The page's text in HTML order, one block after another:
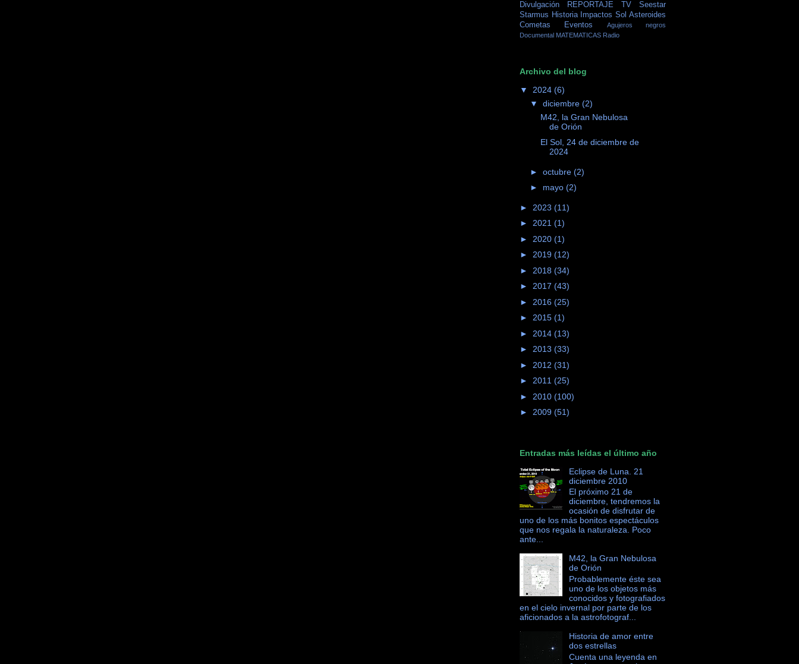
Divulgación
REPORTAJE TV
Seestar
Starmus Historia Impactos Sol Asteroides
Cometas
Eventos
Agujeros negros
Documental MATEMATICAS Radio
Archivo del blog
▼ 2024 (6)
▼ diciembre (2)
M42, la Gran Nebulosa
de Orión
El Sol, 24 de diciembre de
2024
► octubre (2)
► mayo (2)
► 2023 (11)
► 2021 (1)
► 2020 (1)
► 2019 (12)
► 2018 (34)
► 2017 (43)
► 2016 (25)
► 2015 (1)
► 2014 (13)
► 2013 (33)
► 2012 (31)
► 2011 (25)
► 2010 (100)
► 2009 (51)
Entradas más leídas el último año
Eclipse de Luna. 21
diciembre 2010
El próximo 21 de
diciembre, tendremos la
ocasión de disfrutar de
uno de los más bonitos espectáculos
que nos regala la naturaleza. Poco
ante...
M42, la Gran Nebulosa
de Orión
Probablemente éste sea
uno de los objetos más
conocidos y fotografiados
en el cielo invernal por parte de los
aficionados a la astrofotograf...
Historia de amor entre
dos estrellas
Cuenta una leyenda en